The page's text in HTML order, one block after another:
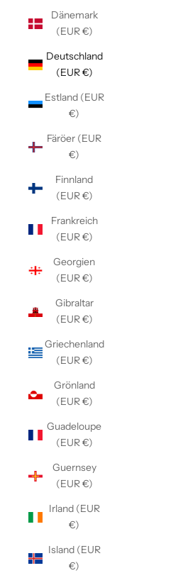
Dänemark
(EUR €)
Deutschland
(EUR €)
Estland (EUR
€)
Färöer (EUR
€)
Finnland
(EUR €)
Frankreich
(EUR €)
Georgien
(EUR €)
Gibraltar
(EUR €)
Griechenland
(EUR €)
Grönland
(EUR €)
Guadeloupe
(EUR €)
Guernsey
(EUR €)
Irland (EUR
€)
Island (EUR
€)